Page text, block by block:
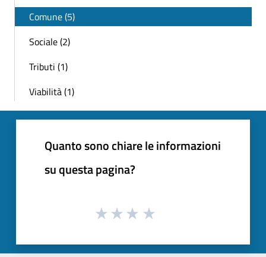
Comune (5)
Sociale (2)
Tributi (1)
Viabilità (1)
Quanto sono chiare le informazioni
su questa pagina?